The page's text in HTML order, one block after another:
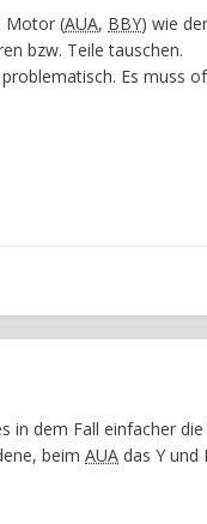
Motor (AUA, BBY) wie
bzw. Teile tauschen.
Es muss
in dem Fall einfacher
beim AUA das Y und